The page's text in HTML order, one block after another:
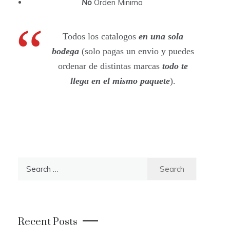
NoOrden Minima
Todos los catalogos en una sola
bodega (solo pagas un envio y puedes
ordenar de distintas marcastodo te
llega en el mismo paquete).
Recent Posts